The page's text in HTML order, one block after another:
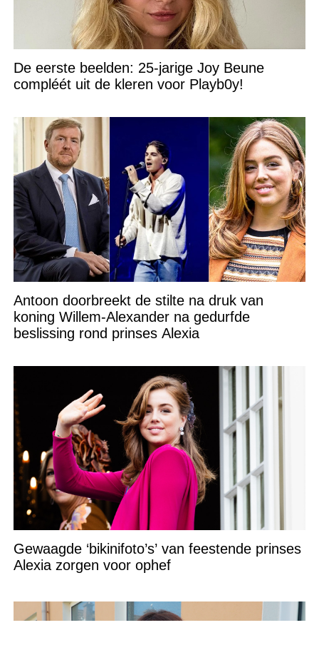
De eerste beelden: 25-jarige Joy Beune
compléét uit de kleren voor Playb0y!
Antoon doorbreekt de stilte na druk van
koning Willem-Alexander na gedurfde
beslissing rond prinses Alexia
Gewaagde ‘bikinifoto’s’ van feestende prinses
Alexia zorgen voor ophef